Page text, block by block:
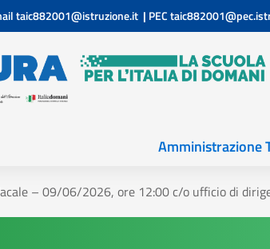
taic882001@istruzione.it | PEC
Amministrazione
– 09/06/2026, ore 12:00 c/o ufficio di